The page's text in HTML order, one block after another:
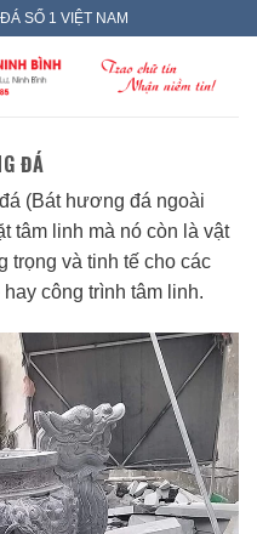
SỐ 1 VIỆT NAM
ĐÁ
(Bát hương đá ngoài
tâm linh mà nó còn là vật
trọng và tinh tế cho các
công trình tâm linh.